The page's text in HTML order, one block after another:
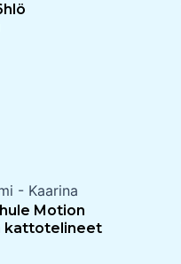
- Kaarina
Motion
kattotelineet